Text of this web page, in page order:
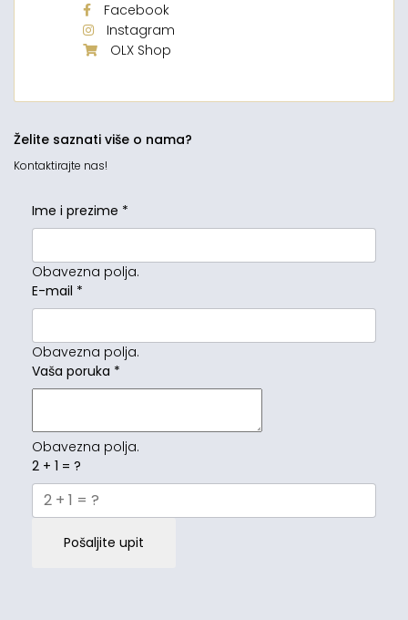
Facebook
Instagram
OLX Shop
Želite saznati više o nama?
Kontaktirajte nas!
Ime i prezime *
Obavezna polja.
E-mail *
Obavezna polja.
Vaša poruka *
Obavezna polja.
2 + 1 = ?
Pošaljite upit